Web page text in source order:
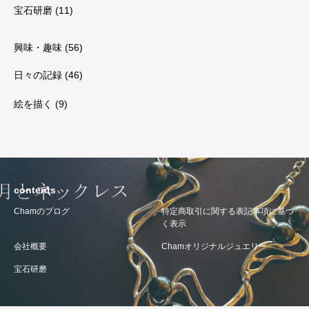
宝石研磨 (11)
興味・趣味 (56)
日々の記録 (46)
絵を描く (9)
contents
Chamのブログ
特定商取引に関する表記事項に基づ
く表示
会社概要 Chamオリジナルジュエリー
宝石研磨